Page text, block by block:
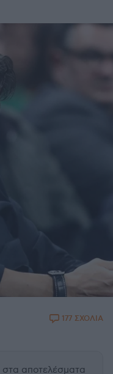
177 ΣΧΟΛΙΑ
στα αποτελέσματα